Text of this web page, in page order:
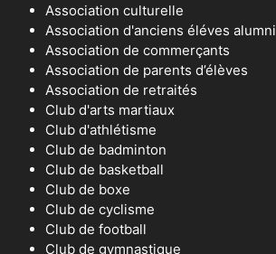
Association culturelle
Association d'anciens éléves alumni
Association de commerçants
Association de parents d’élèves
Association de retraités
Club d'arts martiaux
Club d'athlétisme
Club de badminton
Club de basketball
Club de boxe
Club de cyclisme
Club de football
Club de gymnastique